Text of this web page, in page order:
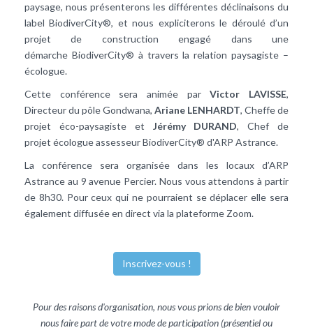
paysage, nous présenterons les différentes déclinaisons du
label BiodiverCity®, et nous expliciterons le déroulé d’un
projet de construction engagé dans une
démarche BiodiverCity® à travers la relation paysagiste –
écologue.
Cette conférence sera animée parVictor LAVISSE,
Directeur du pôle Gondwana, Ariane LENHARDT, Cheffe de
projet éco-paysagiste et Jérémy DURAND, Chef de
projet écologue assesseur BiodiverCity® d'ARP Astrance.
La conférence sera organisée dans les locaux d’ARP
Astrance au 9 avenue Percier. Nous vous attendons à partir
de 8h30. Pour ceux qui ne pourraient se déplacer elle sera
également diffusée en direct via la plateforme Zoom.
Inscrivez-vous !
Pour des raisons d'organisation, nous vous prions de bien vouloir
nous faire part de votre mode de participation (présentiel ou